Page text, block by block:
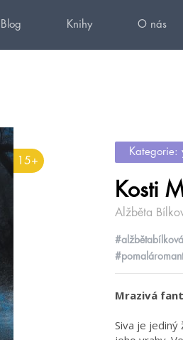
Blog Knihy O nás
15+
Kategorie:
Kosti
Alžběta
#alžbětabílková
Mrazivá
Siva je jediný